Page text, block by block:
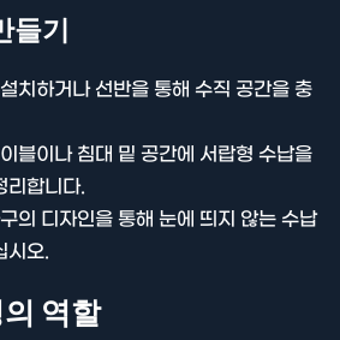
들기
치하거나 선반을 통해 수직 공간을 충
블이나 침대 밑 공간에 서랍형 수납을
리합니다.
의 디자인을 통해 눈에 띄지 않는 수납
시오.
역할